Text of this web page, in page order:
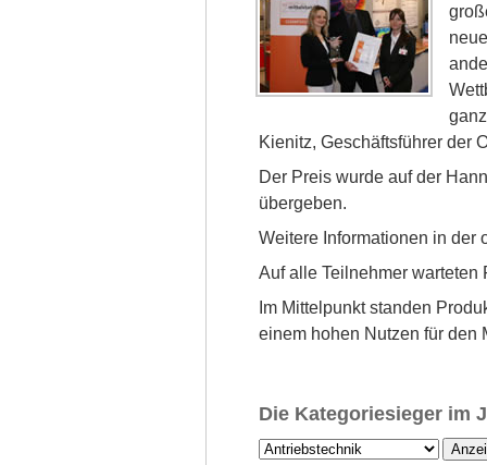
Kienitz, Geschäftsführer der
Der Preis wurde auf der
übergeben.
Weitere Informationen in der
Auf alle Teilnehmer
Im Mittelpunkt standen
einem hohen Nutzen für den
Die Kategoriesieger im